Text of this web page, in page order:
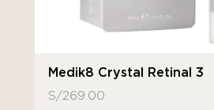
Medik8 Crystal Retinal 3
S/269.00